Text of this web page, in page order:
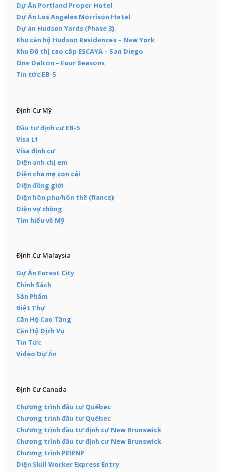
Dự Án Portland Proper Hotel
Dự Án Los Angeles Morrison Hotel
Dự án Hudson Yards (Phase 3)
Khu căn hộ Hudson Residences – New York
Khu Đô thị cao cấp ESCAYA – San Diego
One Dalton – Four Seasons
Tin tức EB-5
Định Cư Mỹ
Đầu tư định cư EB-5
Visa L1
Visa định cư
Diện anh chị em
Diện cha mẹ con cái
Diện đồng giới
Diện hôn phu/hôn thê (fiance)
Diện vợ chồng
Tìm hiểu về Mỹ
Định Cư Malaysia
Dự Án Forest City
Chính Sách
Sản Phẩm
Biệt Thự
Căn Hộ Cao Tầng
Căn Hộ Dịch Vụ
Tin Tức
Video Dự Án
Định Cư Canada
Chương trình đầu tư Québec
Chương trình đầu tư Québec
Chương trình đầu tư định cư New Brunswick
Chương trình đầu tư định cư New Brunswick
Chương trình PEIPNP
Diện Skill Worker Express Entry